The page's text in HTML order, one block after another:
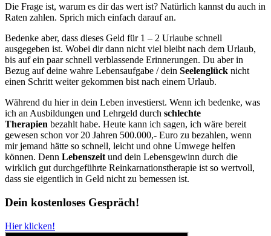
Die Frage ist, warum es dir das wert ist? Natürlich kannst du auch in
Raten zahlen. Sprich mich einfach darauf an.
Bedenke aber, dass dieses Geld für 1 – 2 Urlaube schnell
ausgegeben ist. Wobei dir dann nicht viel bleibt nach dem Urlaub,
bis auf ein paar schnell verblassende Erinnerungen. Du aber in
Bezug auf deine wahre Lebensaufgabe / dein Seelenglück nicht
einen Schritt weiter gekommen bist nach einem Urlaub.
Während du hier in dein Leben investierst. Wenn ich bedenke, was
ich an Ausbildungen und Lehrgeld durch schlechte
Therapien bezahlt habe. Heute kann ich sagen, ich wäre bereit
gewesen schon vor 20 Jahren 500.000,- Euro zu bezahlen, wenn
mir jemand hätte so schnell, leicht und ohne Umwege helfen
können. Denn Lebenszeit und dein Lebensgewinn durch die
wirklich gut durchgeführte Reinkarnationstherapie ist so wertvoll,
dass sie eigentlich in Geld nicht zu bemessen ist.
Dein kostenloses Gespräch!
Hier klicken!